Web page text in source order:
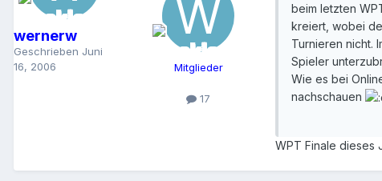
wernerw
Geschrieben Juni
16, 2006
Mitglieder
17
beim letzten
kreiert, wobei
Turnieren nicht.
Spieler
Wie es bei
nachschauen
WPT Finale dieses